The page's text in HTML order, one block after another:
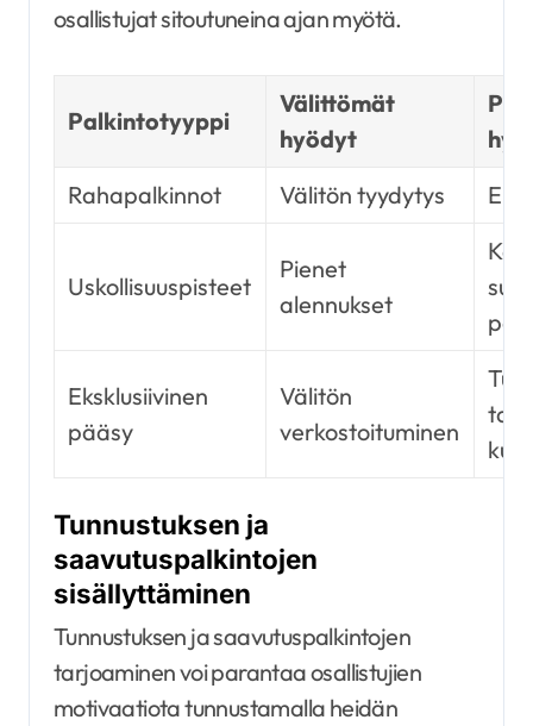
osallistujat sitoutuneina ajan myötä.
Palkintotyyppi
Välittömät
hyödyt
Rahapalkinnot
Välitön tyydytys Ei
Uskollisuuspisteet
Pienet
alennukset
Eksklusiivinen
pääsy
Välitön
verkostoituminen
Tunnustuksen ja
saavutuspalkintojen
sisällyttäminen
Tunnustuksen ja saavutuspalkintojen
tarjoaminen voi parantaa osallistujien
motivaatiota tunnustamalla heidän